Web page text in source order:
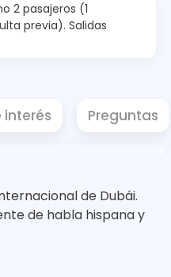
2 pasajeros (1
previa). Salidas
interés Preguntas
de Dubái.
de habla hispana y